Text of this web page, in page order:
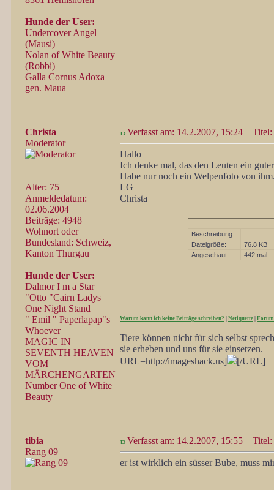
Hunde der User:
Undercover Angel
(Mausi)
Nolan of White Beauty
(Robbi)
Galla Cornus Adoxa
gen. Maua
Christa
Moderator
Alter: 75
Anmeldedatum:
02.06.2004
Beiträge: 4948
Wohnort oder
Bundesland: Schweiz,
Kanton Thurgau
Hunde der User:
Dalmor I m a Star
"Otto "Cairn Ladys
One Night Stand
" Emil " Paperlapap"s
Whoever
MAGIC IN
SEVENTH HEAVEN
VOM
MÄRCHENGARTEN
Number One of White
Beauty
Verfasst am: 14.2.2007, 15:24 Titel:
Hallo
Ich denke mal, das den Leuten ein
Habe nur noch ein Welpenfoto von
LG
Christa
Beschreibung:
Dateigröße:
76.8 KB
Angeschaut:
442 mal
Warum kann ich keine Beiträge schreiben? Netiquette
Tiere können nicht für sich selbst
sie erheben und uns für sie einsetzen.
URL=http://imageshack.us]
[/URL]
tibia
Rang 09
Verfasst am: 14.2.2007, 15:55 Titel:
er ist wirklich ein süsser Bube, muss